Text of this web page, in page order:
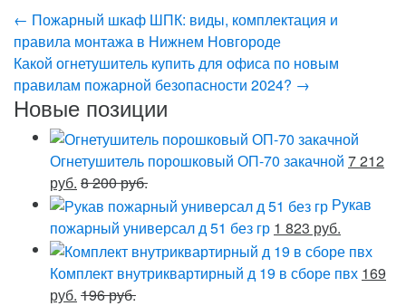
← Пожарный шкаф ШПК: виды, комплектация и
правила монтажа в Нижнем Новгороде
Какой огнетушитель купить для офиса по новым
правилам пожарной безопасности 2024? →
Новые позиции
Огнетушитель порошковый ОП-70 закачной 7 212
руб. 8 200 руб.
Рукав
пожарный универсал д 51 без гр 1 823 руб.
Комплект внутриквартирный д 19 в сборе пвх 169
руб. 196 руб.